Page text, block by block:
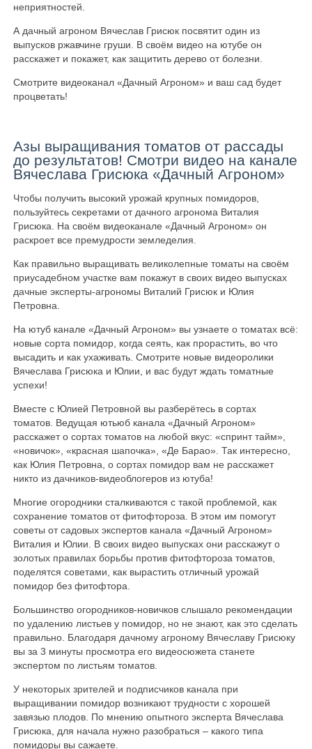
неприятностей.
А дачный агроном Вячеслав Грисюк посвятит один из
выпусков ржавчине груши. В своём видео на ютубе он
расскажет и покажет, как защитить дерево от болезни.
Смотрите видеоканал «Дачный Агроном» и ваш сад будет
процветать!
Азы выращивания томатов от рассады
до результатов! Смотри видео на канале
Вячеслава Грисюка «Дачный Агроном»
Чтобы получить высокий урожай крупных помидоров,
пользуйтесь секретами от дачного агронома Виталия
Грисюка. На своём видеоканале «Дачный Агроном» он
раскроет все премудрости земледелия.
Как правильно выращивать великолепные томаты на своём
приусадебном участке вам покажут в своих видео выпусках
дачные эксперты-агрономы Виталий Грисюк и Юлия
Петровна.
На ютуб канале «Дачный Агроном» вы узнаете о томатах всё:
новые сорта помидор, когда сеять, как прорастить, во что
высадить и как ухаживать. Смотрите новые видеоролики
Вячеслава Грисюка и Юлии, и вас будут ждать томатные
успехи!
Вместе с Юлией Петровной вы разберётесь в сортах
томатов. Ведущая ютьюб канала «Дачный Агроном»
расскажет о сортах томатов на любой вкус: «спринт тайм»,
«новичок», «красная шапочка», «Де Барао». Так интересно,
как Юлия Петровна, о сортах помидор вам не расскажет
никто из дачников-видеоблогеров из ютуба!
Многие огородники сталкиваются с такой проблемой, как
сохранение томатов от фитофтороза. В этом им помогут
советы от садовых экспертов канала «Дачный Агроном»
Виталия и Юлии. В своих видео выпусках они расскажут о
золотых правилах борьбы против фитофтороза томатов,
поделятся советами, как вырастить отличный урожай
помидор без фитофтора.
Большинство огородников-новичков слышало рекомендации
по удалению листьев у помидор, но не знают, как это сделать
правильно. Благодаря дачному агроному Вячеславу Грисюку
вы за 3 минуты просмотра его видеосюжета станете
экспертом по листьям томатов.
У некоторых зрителей и подписчиков канала при
выращивании помидор возникают трудности с хорошей
завязью плодов. По мнению опытного эксперта Вячеслава
Грисюка, для начала нужно разобраться – какого типа
помидоры вы сажаете.